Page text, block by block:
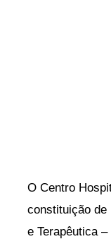
O Centro
constituição de
e Terapêutica